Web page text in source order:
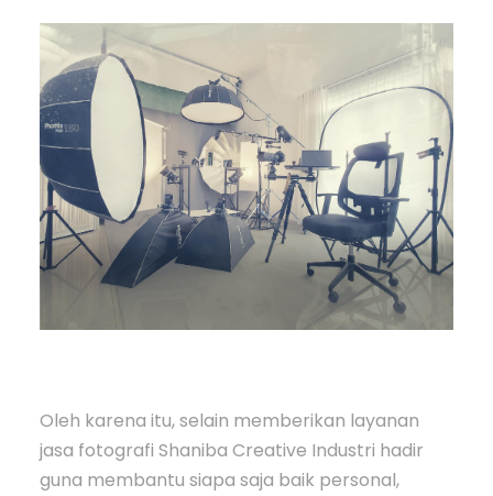
Oleh karena itu, selain memberikan layanan
jasa fotografi Shaniba Creative Industri hadir
guna membantu siapa saja baik personal,